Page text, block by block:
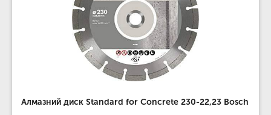
Алмазний диск Standard for Concrete 230-22,23 Bosch